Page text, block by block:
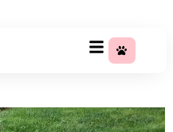
domu nazywany